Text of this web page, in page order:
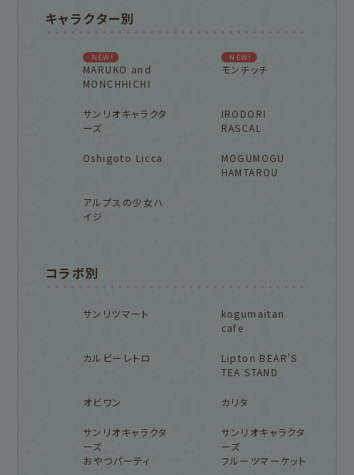
キャラクター別
NEW!
MARUKO and
MONCHHICHI
NEW!
モンチッチ
サンリオキャラクタ
ーズ
IRODORI
RASCAL
Oshigoto Licca
MOGUMOGU
HAMTAROU
アルプスの少女ハ
イジ
コラボ別
サンリツマート
kogumaitan
cafe
カルビーレトロ
Lipton BEAR'S
TEA STAND
オビワン カリタ
サンリオキャラクタ
ーズ
おやつパーティ
サンリオキャラクタ
ーズ
フルーツマーケット